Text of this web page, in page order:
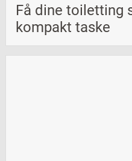
Få dine toiletting
kompakt taske